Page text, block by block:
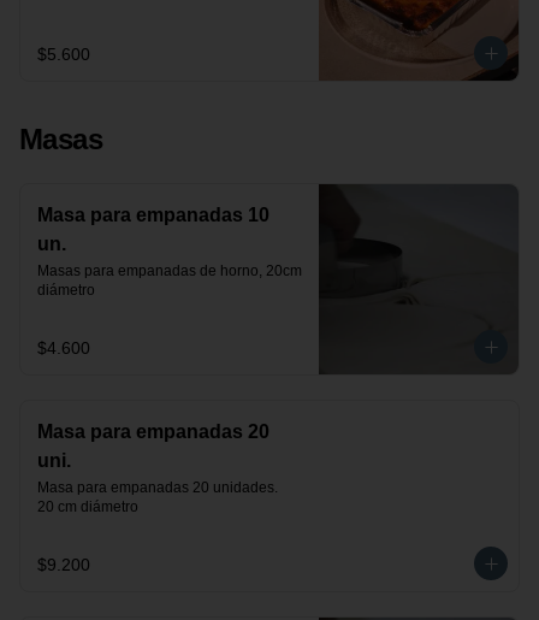
$5.600
Masas
Masa para empanadas 10
un.
Masas para empanadas de horno, 20cm
diámetro
$4.600
Masa para empanadas 20
uni.
Masa para empanadas 20 unidades.
20 cm diámetro
$9.200